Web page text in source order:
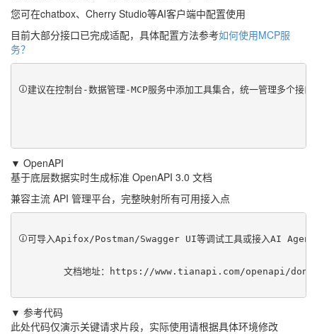
您可在chatbox、Cherry Studio等AI客户端中配置使用
目前大部分接口已完成适配，具体配置方法参考如何使用MCP服
务？
建议在控制台-数据管理-MCP服务中添加工具集合，统一管理多个接口
▼ OpenAPI
基于底层数据实时生成标准 OpenAPI 3.0 文档
兼容主流 API 管理平台，完整映射所有可用接入点
可导入Apifox/Postman/Swagger UI等调试工具或接入AI Agent
	文档地址：
https://www.tianapi.com/openapi/
▼ 参考代码
此处代码仅演示关键请求片段，实际使用请根据具体环境修改